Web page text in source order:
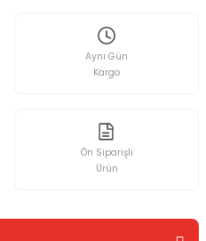
Aynı Gün
Kargo
Ön Siparişli
Ürün